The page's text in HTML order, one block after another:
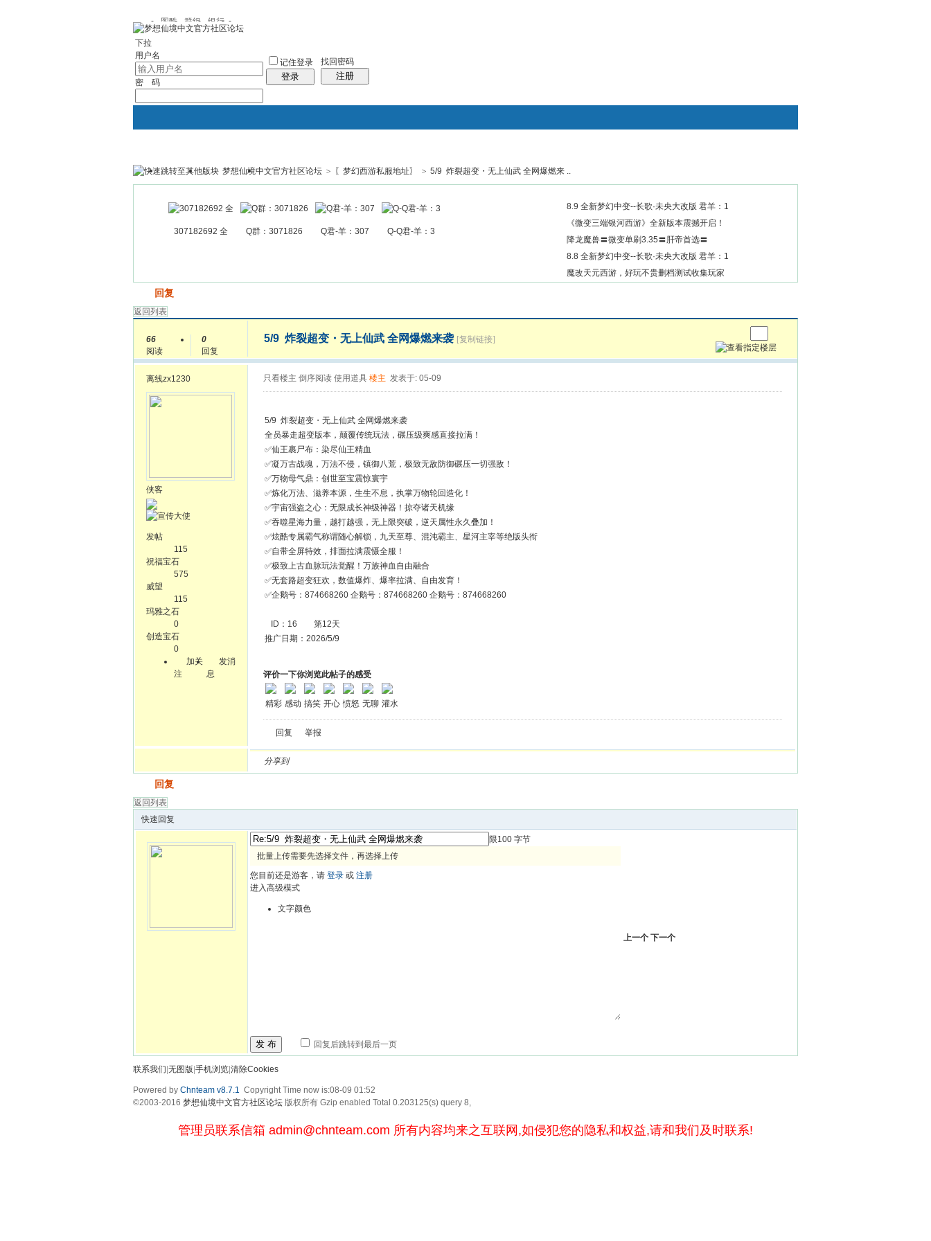
图酷 群组 银行
下拉
用户名
密 码
记住登录
登录
找回密码
注册
银行 群组聚合 我的空间
帖子
搜索
梦想仙境中文官方社区论坛 > 〖梦幻西游私服地址〗 > 5/9 炸裂超变・无上仙武 全网爆燃来 ..
307182692 全 Q群：3071826 Q君-羊：307 Q-Q君-羊：3
8.9 全新梦幻中变--长歌·未央大改版 君羊：1
《微变三端银河西游》全新版本震撼开启！
降龙魔兽〓微变单刷3.35〓肝帝首选〓
8.8 全新梦幻中变--长歌·未央大改版 君羊：1
魔改天元西游，好玩不贵删档测试收集玩家
回复
返回列表
66
阅读
0
回复
5/9 炸裂超变・无上仙武 全网爆燃来袭 [复制链接]
离线zx1230
侠客
发帖
115
祝福宝石
575
威望
115
玛雅之石
0
创造宝石
0
加关
注
发消
息
只看楼主 倒序阅读 使用道具 楼主 发表于: 05-09
5/9 炸裂超变・无上仙武 全网爆燃来袭
全员暴走超变版本，颠覆传统玩法，碾压级爽感直接拉满！
✅仙王裹尸布：染尽仙王精血
✅凝万古战魂，万法不侵，镇御八荒，极致无敌防御碾压一切强敌！
✅万物母气鼎：创世至宝震惊寰宇
✅炼化万法、滋养本源，生生不息，执掌万物轮回造化！
✅宇宙强盗之心：无限成长神级神器！掠夺诸天机缘
✅吞噬星海力量，越打越强，无上限突破，逆天属性永久叠加！
✅炫酷专属霸气称谓随心解锁，九天至尊、混沌霸主、星河主宰等绝版头衔
✅自带全屏特效，排面拉满震慑全服！
✅极致上古血脉玩法觉醒！万族神血自由融合
✅无套路超变狂欢，数值爆炸、爆率拉满、自由发育！
✅企鹅号：874668260 企鹅号：874668260 企鹅号：874668260
ID：16 第12天
推广日期：2026/5/9
评价一下你浏览此帖子的感受
精彩 感动 搞笑 开心 愤怒 无聊 灌水
回复 举报
分享到
回复
返回列表
快速回复
限100 字节
批量上传需要先选择文件，再选择上传
您目前还是游客，请 登录 或 注册
进入高级模式
文字颜色
发 布 回复后跳转到最后一页
上一个 下一个
联系我们 无图版 手机浏览 清除Cookies
Powered by Chnteam v8.7.1 Copyright Time now is:08-09 01:52
©2003-2016 梦想仙境中文官方社区论坛 版权所有 Gzip enabled Total 0.203125(s) query 8,
管理员联系信箱 admin@chnteam.com 所有内容均来之互联网,如侵犯您的隐私和权益,请和我们及时联系!